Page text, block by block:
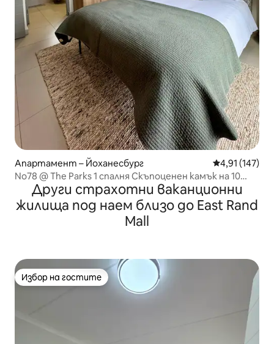
Апартамент – Йоханесбург Средна
4,91 (147)
No78 @ The Parks 1 спалня Скъпоценен камък на 10
минути от летището
Други страхотни ваканционни
жилища под наем близо до East Rand
Mall
Избор на гостите
Избор на гостите